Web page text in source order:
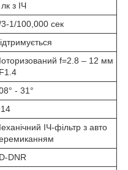
з ІЧ
3-1/100,000 сек
f=2.8 – 12 мм
- 31°
ІЧ-фільтр з авто
DNR